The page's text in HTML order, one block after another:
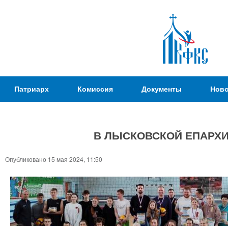
Патриаршая
Комиссия
культуры и
спорта
Патриарх Комиссия Документы
Вы
В ЛЫСКОВСКОЙ
Опубликовано 15 мая 2024, 11:50